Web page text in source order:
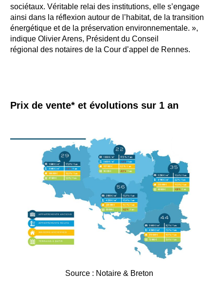
sociétaux. Véritable relai des institutions, elle s’engage
ainsi dans la réflexion autour de l’habitat, de la transition
énergétique et de la préservation environnementale. »,
indique Olivier Arens, Président du Conseil
régional des notaires de la Cour d’appel de Rennes.
Prix de vente* et évolutions sur 1 an
Source : Notaire & Breton